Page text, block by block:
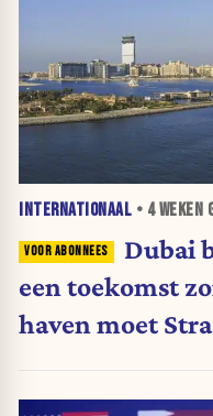
INTERNATIONAAL • 4 WEKEN
Dubai
een toekomst
haven moet